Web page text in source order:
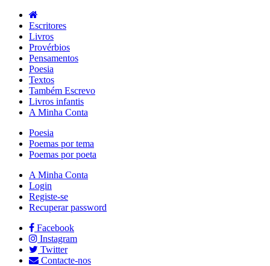
Escritores
Livros
Provérbios
Pensamentos
Poesia
Textos
Também Escrevo
Livros infantis
A Minha Conta
Poesia
Poemas por tema
Poemas por poeta
A Minha Conta
Login
Registe-se
Recuperar password
Facebook
Instagram
Twitter
Contacte-nos